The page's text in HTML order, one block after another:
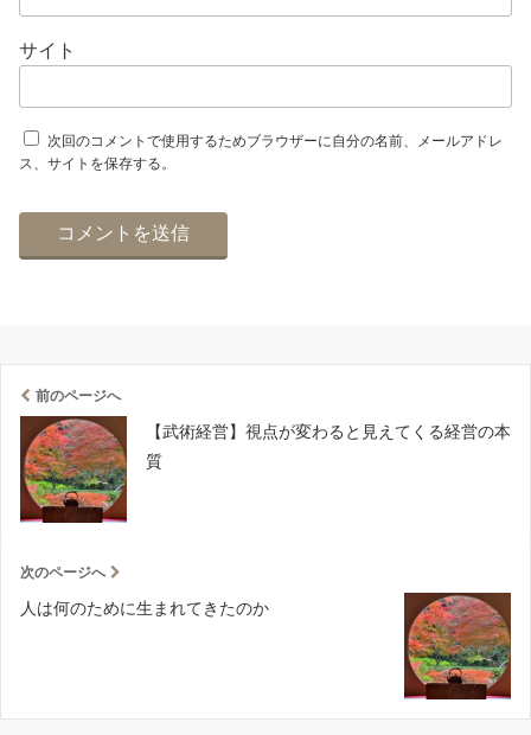
サイト
次回のコメントで使用するためブラウザーに自分の名前、メールアドレ
ス、サイトを保存する。
前のページへ
【武術経営】視点が変わると見えてくる経営の本
質
次のページへ
人は何のために生まれてきたのか